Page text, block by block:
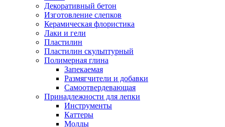
Декоративный бетон
Изготовление слепков
Керамическая флористика
Лаки и гели
Пластилин
Пластилин скульптурный
Полимерная глина
Запекаемая
Размягчители и добавки
Самоотвердевающая
Принадлежности для лепки
Инструменты
Каттеры
Молды